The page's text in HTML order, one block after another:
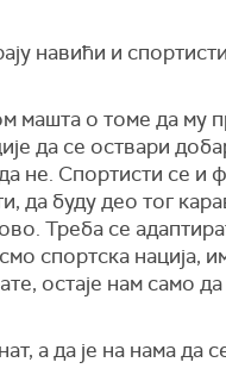
навићи и
машта о томе да му
да се оствари
не. Спортисти се и
да буду део тог
Треба се
спортска нација,
остаје нам само да
а да је на нама да